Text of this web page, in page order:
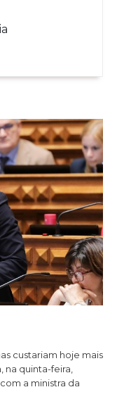
custariam hoje mais
na quinta-feira,
a ministra da